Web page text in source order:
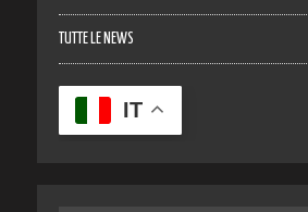
TUTTE LE NEWS
IT